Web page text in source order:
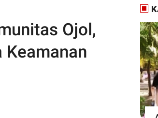
Ojol,
Keamanan